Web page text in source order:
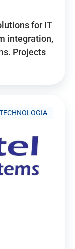
for IT
integration,
Projects